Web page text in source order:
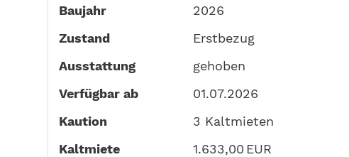
Baujahr
2026
Zustand
Erstbezug
Ausstattung
gehoben
Verfügbar ab
01.07.2026
Kaution
3 Kaltmieten
Kaltmiete
1.633,00 EUR